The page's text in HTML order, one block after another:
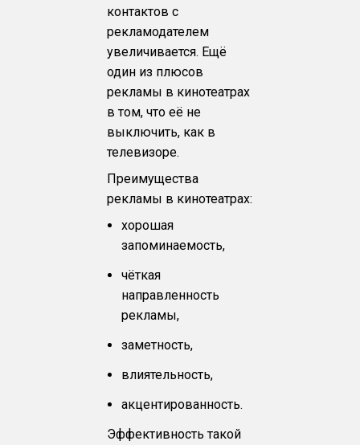
контактов с
рекламодателем
увеличивается. Ещё
один из плюсов
рекламы в кинотеатрах
в том, что её не
выключить, как в
телевизоре.
Преимущества
рекламы в кинотеатрах:
хорошая
запоминаемость,
чёткая
направленность
рекламы,
заметность,
влиятельность,
акцентированность.
Эффективность такой